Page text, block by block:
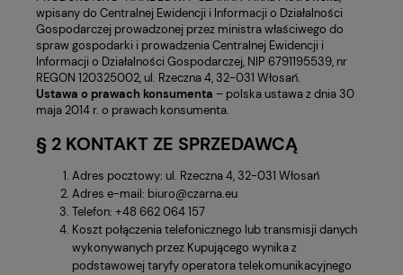
wpisany do Centralnej Ewidencji i Informacji o Działalności
Gospodarczej prowadzonej przez ministra właściwego do
spraw gospodarki i prowadzenia Centralnej Ewidencji i
Informacji o Działalności Gospodarczej, NIP 6791195539, nr
REGON 120325002, ul. Rzeczna 4, 32-031 Włosań.
Ustawa o prawach konsumenta – polska ustawa z dnia 30
maja 2014 r. o prawach konsumenta.
§ 2 KONTAKT ZE SPRZEDAWCĄ
Adres pocztowy: ul. Rzeczna 4, 32-031 Włosań
Adres e-mail: biuro@czarna.eu
Telefon: +48 662 064 157
Koszt połączenia telefonicznego lub transmisji danych
wykonywanych przez Kupującego wynika z
podstawowej taryfy operatora telekomunikacyjnego